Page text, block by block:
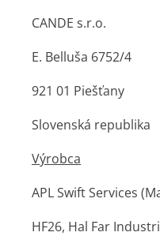
CANDE s.r.o.
E. Belluša 6752/4
921 01 Piešťany
Slovenská republika
Výrobca
APL Swift Services
HF26, Hal Far